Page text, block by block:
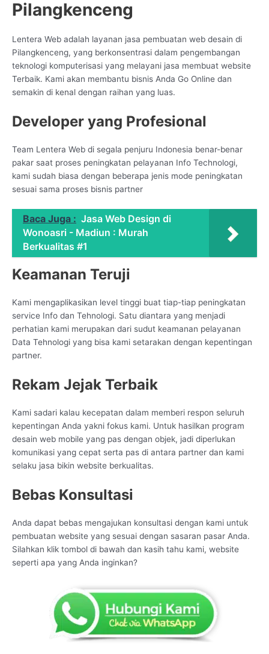
Pilangkenceng
Lentera Web adalah layanan jasa pembuatan web desain di
Pilangkenceng, yang berkonsentrasi dalam pengembangan
teknologi komputerisasi yang melayani jasa membuat website
Terbaik. Kami akan membantu bisnis Anda Go Online dan
semakin di kenal dengan raihan yang luas.
Developer yang Profesional
Team Lentera Web di segala penjuru Indonesia benar-benar
pakar saat proses peningkatan pelayanan Info Technologi,
kami sudah biasa dengan beberapa jenis mode peningkatan
sesuai sama proses bisnis partner
Baca Juga : Jasa Web Design di
Wonoasri - Madiun : Murah
Berkualitas #1
Keamanan Teruji
Kami mengaplikasikan level tinggi buat tiap-tiap peningkatan
service Info dan Tehnologi. Satu diantara yang menjadi
perhatian kami merupakan dari sudut keamanan pelayanan
Data Tehnologi yang bisa kami setarakan dengan kepentingan
partner.
Rekam Jejak Terbaik
Kami sadari kalau kecepatan dalam memberi respon seluruh
kepentingan Anda yakni fokus kami. Untuk hasilkan program
desain web mobile yang pas dengan objek, jadi diperlukan
komunikasi yang cepat serta pas di antara partner dan kami
selaku jasa bikin website berkualitas.
Bebas Konsultasi
Anda dapat bebas mengajukan konsultasi dengan kami untuk
pembuatan website yang sesuai dengan sasaran pasar Anda.
Silahkan klik tombol di bawah dan kasih tahu kami, website
seperti apa yang Anda inginkan?